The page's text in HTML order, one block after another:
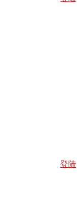
登陆